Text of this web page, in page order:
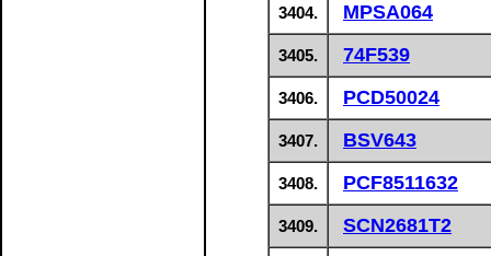
3404. MPSA064
3405. 74F539
3406. PCD50024
3407. BSV643
3408. PCF8511632
3409. SCN2681T2